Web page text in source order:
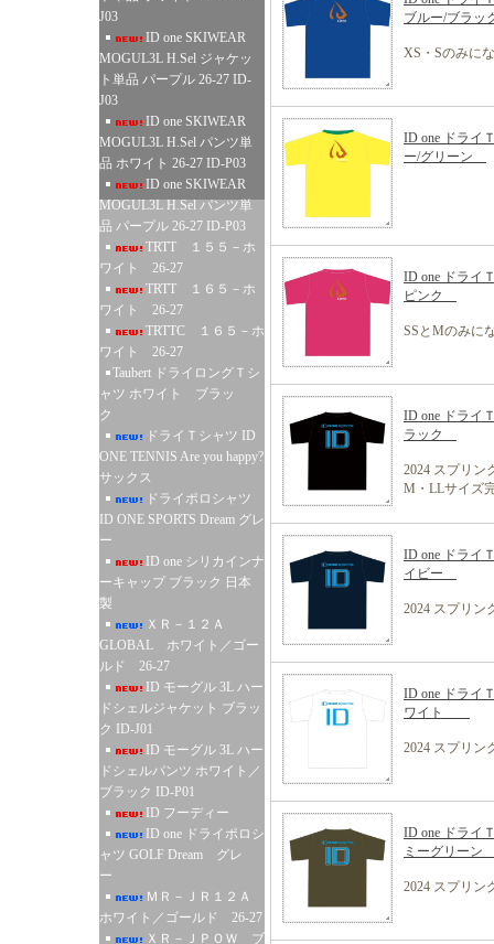
J03
ID one SKIWEAR
MOGUL3L H.Sel ジャケッ
ト単品 パープル 26-27 ID-
J03
ID one SKIWEAR
MOGUL3L H.Sel パンツ単
品 ホワイト 26-27 ID-P03
ID one SKIWEAR
MOGUL3L H.Sel パンツ単
品 パープル 26-27 ID-P03
TRTT １５５－ホ
ワイト 26-27
TRTT １６５－ホ
ワイト 26-27
TRTTC １６５－ホ
ワイト 26-27
Taubert ドライロングＴシ
ャツ ホワイト ブラッ
ク
ドライＴシャツ ID
ONE TENNIS Are you happy?
サックス
ドライポロシャツ
ID ONE SPORTS Dream グレ
ー
ID one シリカインナ
ーキャップ ブラック 日本
製
ＸＲ－１２Ａ
GLOBAL ホワイト／ゴー
ルド 26-27
ID モーグル 3L ハー
ドシェルジャケット ブラッ
ク ID-J01
ID モーグル 3L ハー
ドシェルパンツ ホワイト／
ブラック ID-P01
ID フーディー
ID one ドライポロシ
ャツ GOLF Dream グレ
ー
ＭＲ－ＪＲ１２Ａ
ホワイト／ゴールド 26-27
ＸＲ－ＪＰＯＷ ブ
ブルー/ブ
XS・Sのみに
ID one ドライ
ー/グリーン
ID one ドライ
ピンク
SSとMのみに
ID one ドライ
ラック
2024 スプリン
M・LLサイズ
ID one ドライ
イビー
2024 スプリン
ID one ドライ
ワイト
2024 スプリン
ID one ドライ
ミーグリ
2024 スプリン